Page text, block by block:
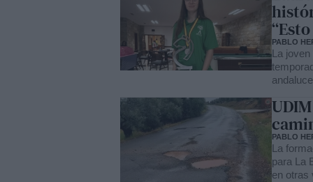
PABLO
La joven
PABLO
La
para La
en otras